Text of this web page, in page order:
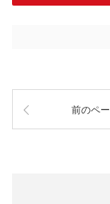
前のペ